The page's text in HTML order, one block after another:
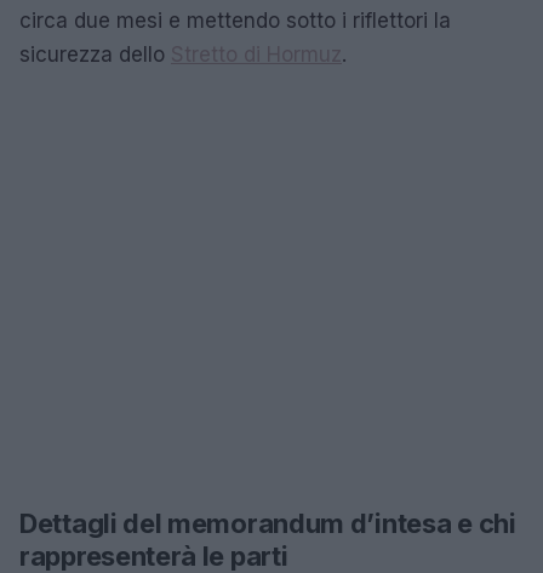
circa due mesi e mettendo sotto i riflettori la
sicurezza dello
.
Dettagli del memorandum d’intesa e chi
rappresenterà le parti